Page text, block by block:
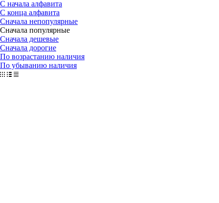
С начала алфавита
С конца алфавита
Сначала непопулярные
Сначала популярные
Сначала дешевые
Сначала дорогие
По возрастанию наличия
По убыванию наличия